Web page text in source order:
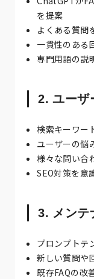
を提案
よくある質問
一貫性のある
専門用語の説
2. ユーザ
検索キーワー
ユーザーの悩
様々な問い合
SEO対策を意
3. メンテ
プロンプトテ
新しい質問や
既存FAQの改